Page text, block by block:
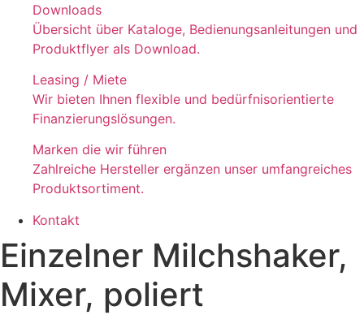
Downloads
Übersicht über Kataloge, Bedienungsanleitungen und
Produktflyer als Download.
Leasing / Miete
Wir bieten Ihnen flexible und bedürfnisorientierte
Finanzierungslösungen.
Marken die wir führen
Zahlreiche Hersteller ergänzen unser umfangreiches
Produktsortiment.
Kontakt
Einzelner Milchshaker,
Mixer, poliert